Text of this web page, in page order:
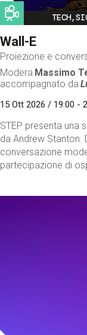
Image
Wall-E
Proiezione e
Modera Massimo
accompagnato da
15 Ott 2026 / 19:00 -
STEP presenta una
da Andrew Stanton.
conversazione
partecipazione di